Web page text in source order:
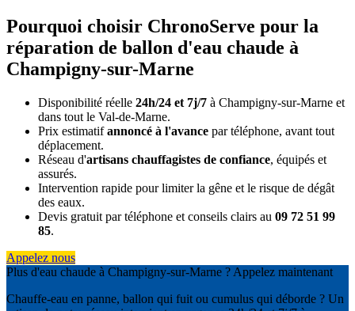
Pourquoi choisir ChronoServe pour la
réparation de ballon d'eau chaude à
Champigny-sur-Marne
Disponibilité réelle 24h/24 et 7j/7 à Champigny-sur-Marne et
dans tout le Val-de-Marne.
Prix estimatifannoncé à l'avance par téléphone, avant tout
déplacement.
Réseau d'artisans chauffagistes de confiance, équipés et
assurés.
Intervention rapide pour limiter la gêne et le risque de dégât
des eaux.
Devis gratuit par téléphone et conseils clairs au 09 72 51 99
85.
Appelez nous
Plus d'eau chaude à Champigny-sur-Marne ? Appelez maintenant
Chauffe-eau en panne, ballon qui fuit ou cumulus qui déborde ? Un